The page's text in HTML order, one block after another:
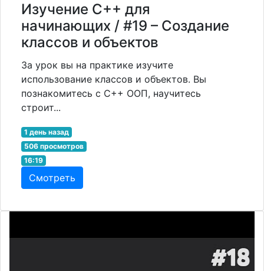
Изучение C++ для
начинающих / #19 – Создание
классов и объектов
За урок вы на практике изучите
использование классов и объектов. Вы
познакомитесь с C++ ООП, научитесь
строит...
1 день назад
506 просмотров
16:19
Смотреть